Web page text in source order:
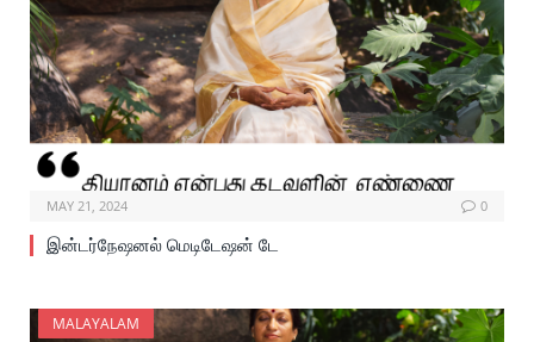
MAY 21, 2024 0
இன்டர்நேஷனல் மெடிடேஷன் டே
MALAYALAM